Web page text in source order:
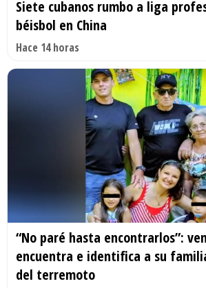
Siete cubanos rumbo a liga
béisbol en China
Hace 14 horas
“No paré hasta encontrarlos”:
encuentra e identifica a su
del terremoto